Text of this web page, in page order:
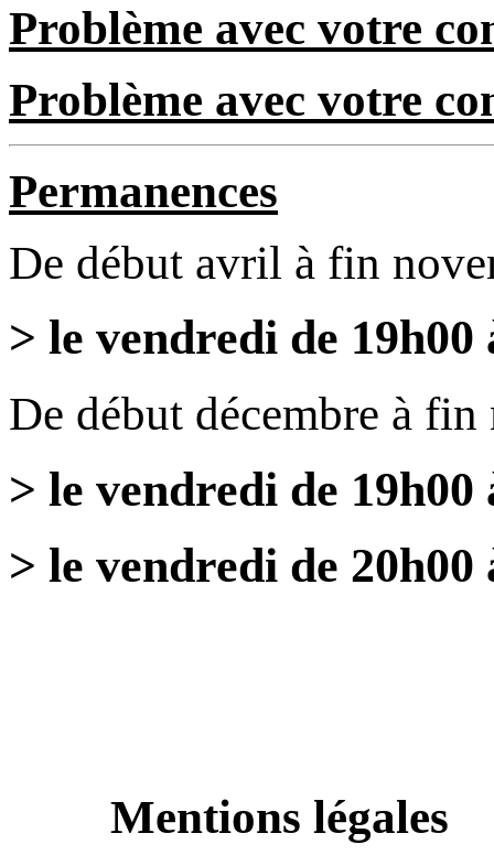
Problème avec votre
Problème avec votre
Permanences
De début avril à fin
> le vendredi de 19h00
De début décembre à fin
> le vendredi de
> le vendredi de
Mentions légales